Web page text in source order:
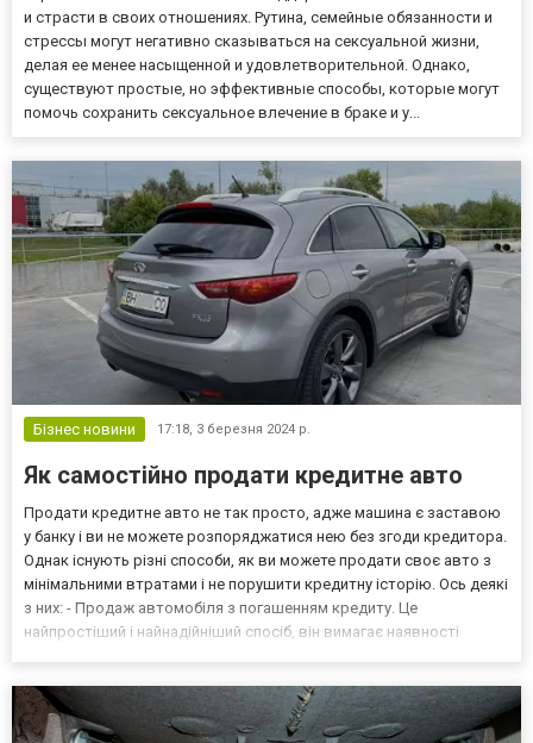
и страсти в своих отношениях. Рутина, семейные обязанности и
стрессы могут негативно сказываться на сексуальной жизни,
делая ее менее насыщенной и удовлетворительной. Однако,
существуют простые, но эффективные способы, которые могут
помочь сохранить сексуальное влечение в браке и у...
Бізнес новини 17:18, 3 березня 2024 р.
Як самостійно продати кредитне авто
Продати кредитне авто не так просто, адже машина є заставою
у банку і ви не можете розпоряджатися нею без згоди кредитора.
Однак існують різні способи, як ви можете продати своє авто з
мінімальними втратами і не порушити кредитну історію. Ось деякі
з них: - Продаж автомобіля з погашенням кредиту. Це
найпростіший і найнадійніший спосіб, він вимагає наявності